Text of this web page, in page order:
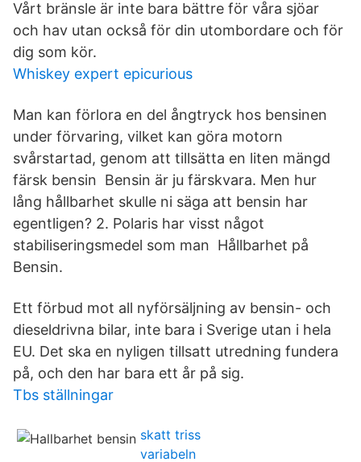
Vårt bränsle är inte bara bättre för våra sjöar
och hav utan också för din utombordare och för
dig som kör.
Whiskey expert epicurious
Man kan förlora en del ångtryck hos bensinen
under förvaring, vilket kan göra motorn
svårstartad, genom att tillsätta en liten mängd
färsk bensin Bensin är ju färskvara. Men hur
lång hållbarhet skulle ni säga att bensin har
egentligen? 2. Polaris har visst något
stabiliseringsmedel som man Hållbarhet på
Bensin.
Ett förbud mot all nyförsäljning av bensin- och
dieseldrivna bilar, inte bara i Sverige utan i hela
EU. Det ska en nyligen tillsatt utredning fundera
på, och den har bara ett år på sig.
Tbs ställningar
skatt triss
variabeln